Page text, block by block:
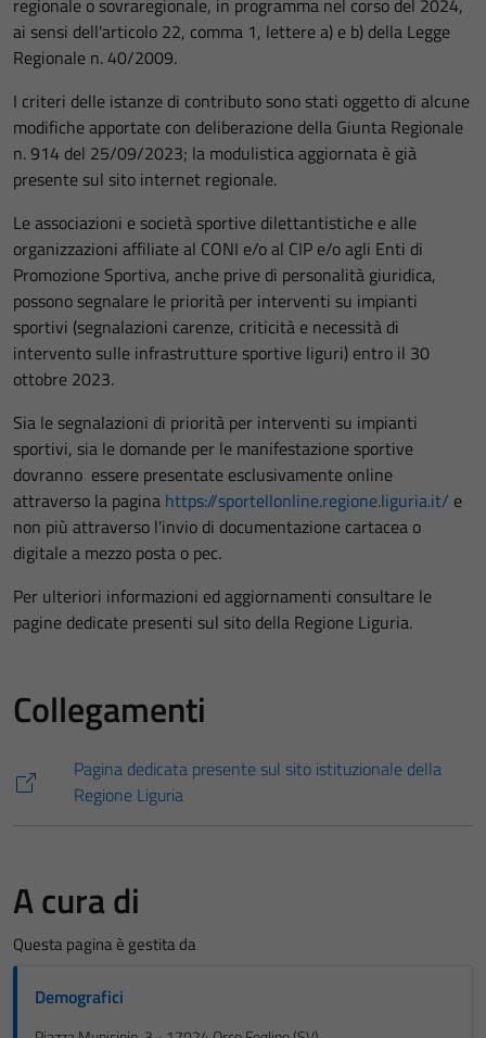
regionale o sovraregionale, in programma nel corso del 2024,
ai sensi dell'articolo 22, comma 1, lettere a) e b) della Legge
Regionale n. 40/2009.
I criteri delle istanze di contributo sono stati oggetto di alcune
modifiche apportate con deliberazione della Giunta Regionale
n. 914 del 25/09/2023; la modulistica aggiornata è già
presente sul sito internet regionale.
Le associazioni e società sportive dilettantistiche e alle
organizzazioni affiliate al CONI e/o al CIP e/o agli Enti di
Promozione Sportiva, anche prive di personalità giuridica,
possono segnalare le priorità per interventi su impianti
sportivi (segnalazioni carenze, criticità e necessità di
intervento sulle infrastrutture sportive liguri) entro il 30
ottobre 2023.
Sia le segnalazioni di priorità per interventi su impianti
sportivi, sia le domande per le manifestazione sportive
dovranno essere presentate esclusivamente online
attraverso la pagina https://sportellonline.regione.liguria.it/ e
non più attraverso l'invio di documentazione cartacea o
digitale a mezzo posta o pec.
Per ulteriori informazioni ed aggiornamenti consultare le
pagine dedicate presenti sul sito della Regione Liguria.
Collegamenti
Pagina dedicata presente sul sito istituzionale della
Regione Liguria
A cura di
Questa pagina è gestita da
Demografici